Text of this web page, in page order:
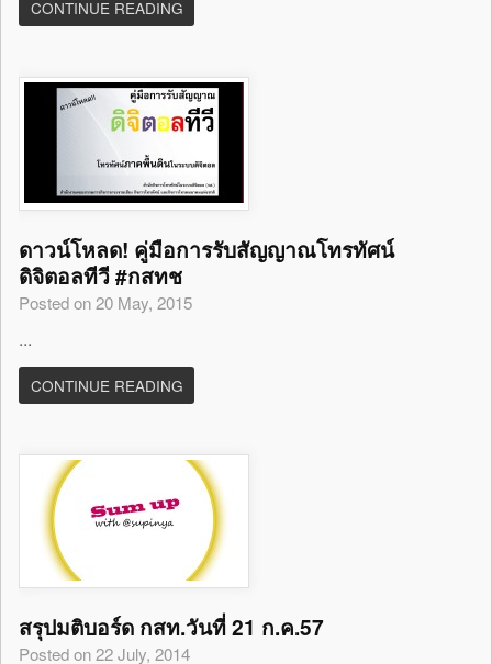
CONTINUE READING
ดาวน์โหลด! คู่มือการรับสัญญาณโทรทัศน์
ดิจิตอลทีวี #กสทช
Posted on 20 May, 2015
...
CONTINUE READING
สรุปมติบอร์ด กสท.วันที่ 21 ก.ค.57
Posted on 22 July, 2014